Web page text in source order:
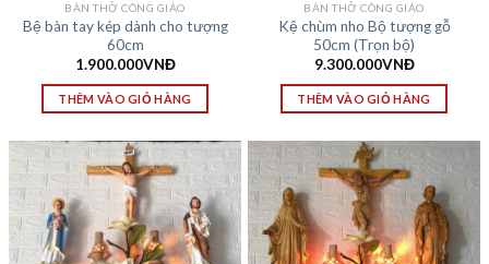
BÀN THỜ CÔNG GIÁO
Bệ bàn tay kép dành cho tượng
60cm
1.900.000VNĐ
THÊM VÀO GIỎ HÀNG
BÀN THỜ CÔNG GIÁO
Kệ chùm nho Bộ tượng gỗ
50cm (Trọn bộ)
9.300.000VNĐ
THÊM VÀO GIỎ HÀNG